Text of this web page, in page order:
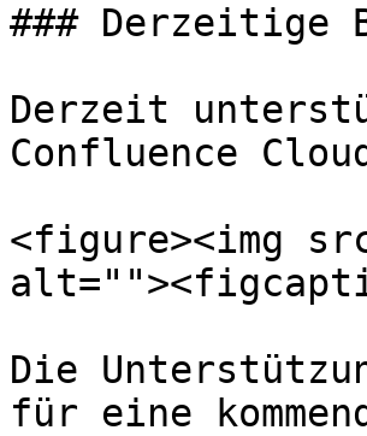
### Derzeitige
Derzeit
Confluence
<figure><img
Die
für eine